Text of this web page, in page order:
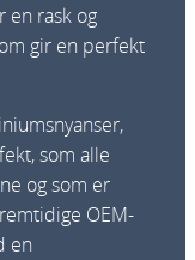
en rask og
gir en perfekt
som alle
og som er
OEM-
en